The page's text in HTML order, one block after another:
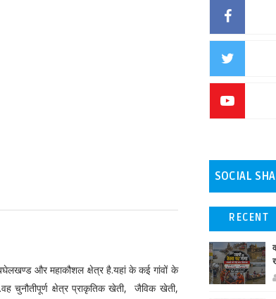
और महाकौशल क्षेत्र है.यहां के कई गांवों के
चुनौतीपूर्ण क्षेत्र प्राकृतिक खेती, जैविक खेती,
SOCIAL
RECENT